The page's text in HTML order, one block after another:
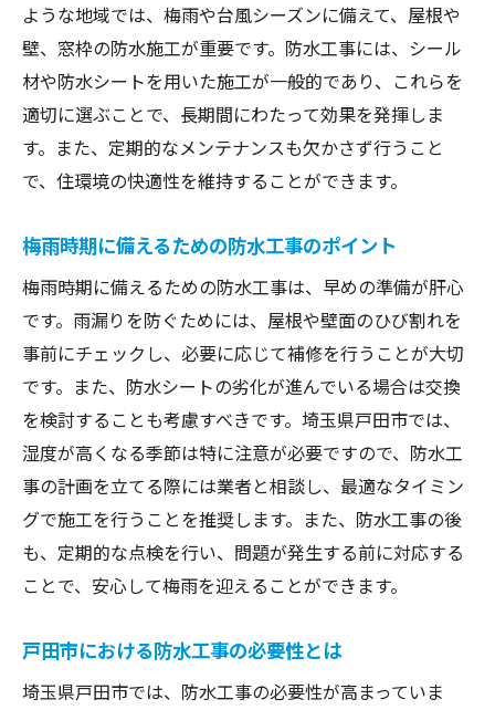
ような地域では、梅雨や台風シーズンに備えて、屋根や
壁、窓枠の防水施工が重要です。防水工事には、シール
材や防水シートを用いた施工が一般的であり、これらを
適切に選ぶことで、長期間にわたって効果を発揮しま
す。また、定期的なメンテナンスも欠かさず行うこと
で、住環境の快適性を維持することができます。
梅雨時期に備えるための防水工事のポイント
梅雨時期に備えるための防水工事は、早めの準備が肝心
です。雨漏りを防ぐためには、屋根や壁面のひび割れを
事前にチェックし、必要に応じて補修を行うことが大切
です。また、防水シートの劣化が進んでいる場合は交換
を検討することも考慮すべきです。埼玉県戸田市では、
湿度が高くなる季節は特に注意が必要ですので、防水工
事の計画を立てる際には業者と相談し、最適なタイミン
グで施工を行うことを推奨します。また、防水工事の後
も、定期的な点検を行い、問題が発生する前に対応する
ことで、安心して梅雨を迎えることができます。
戸田市における防水工事の必要性とは
埼玉県戸田市では、防水工事の必要性が高まっていま